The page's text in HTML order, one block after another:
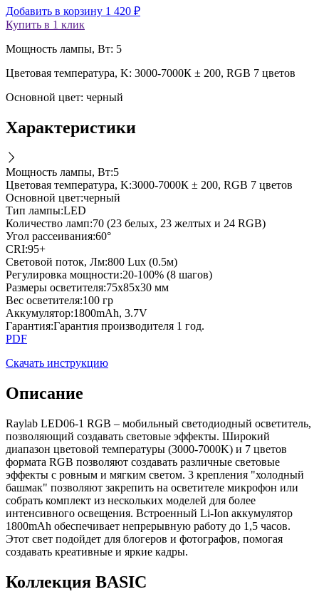
Добавить в корзину 1 420 ₽
Купить в 1 клик
Мощность лампы, Вт: 5
Цветовая температура, K: 3000-7000К ± 200, RGB 7 цветов
Основной цвет: черный
Характеристики
Мощность лампы, Вт:5
Цветовая температура, K:3000-7000К ± 200, RGB 7 цветов
Основной цвет:черный
Тип лампы:LED
Количество ламп:70 (23 белых, 23 желтых и 24 RGB)
Угол рассеивания:60°
CRI:95+
Световой поток, Лм:800 Lux (0.5м)
Регулировка мощности:20-100% (8 шагов)
Размеры осветителя:75х85х30 мм
Вес осветителя:100 гр
Аккумулятор:1800mAh, 3.7V
Гарантия:Гарантия производителя 1 год.
PDF
Скачать инструкцию
Описание
Raylab LED06-1 RGB – мобильный светодиодный осветитель,
позволяющий создавать световые эффекты. Широкий
диапазон цветовой температуры (3000-7000K) и 7 цветов
формата RGB позволяют создавать различные световые
эффекты с ровным и мягким светом. 3 крепления "холодный
башмак" позволяют закрепить на осветителе микрофон или
собрать комплект из нескольких моделей для более
интенсивного освещения. Встроенный Li-Ion аккумулятор
1800mAh обеспечивает непрерывную работу до 1,5 часов.
Этот свет подойдет для блогеров и фотографов, помогая
создавать креативные и яркие кадры.
Коллекция BASIC